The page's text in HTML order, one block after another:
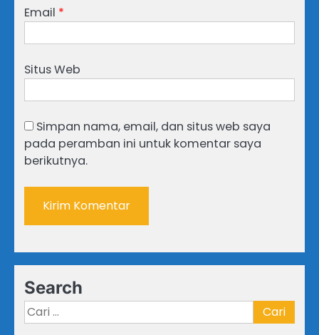
Email *
Situs Web
Simpan nama, email, dan situs web saya
pada peramban ini untuk komentar saya
berikutnya.
Search
Cari
untuk: